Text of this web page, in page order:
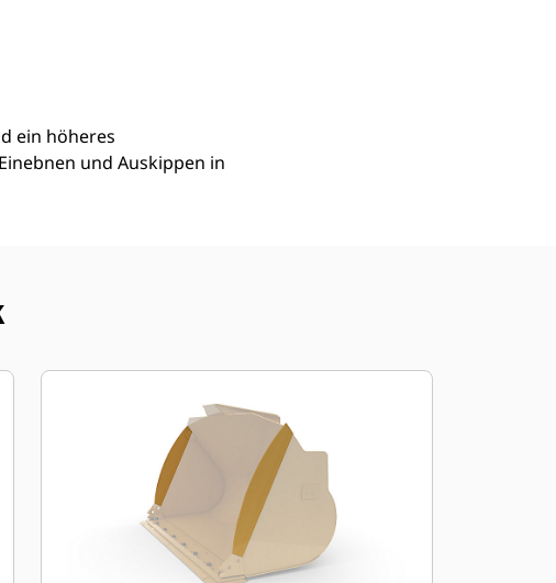
ein höheres
und Auskippen in